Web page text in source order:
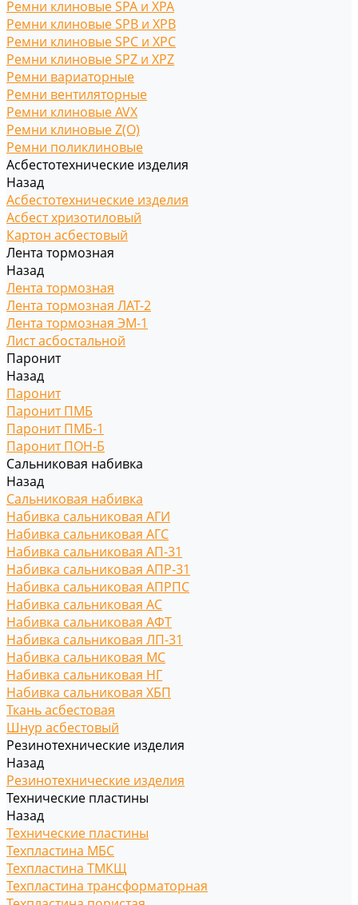
Ремни клиновые SPA и XPA
Ремни клиновые SPB и XPB
Ремни клиновые SPC и XPC
Ремни клиновые SPZ и XPZ
Ремни вариаторные
Ремни вентиляторные
Ремни клиновые AVX
Ремни клиновые Z(O)
Ремни поликлиновые
Асбестотехнические изделия
Назад
Асбестотехнические изделия
Асбест хризотиловый
Картон асбестовый
Лента тормозная
Назад
Лента тормозная
Лента тормозная ЛАТ-2
Лента тормозная ЭМ-1
Лист асбостальной
Паронит
Назад
Паронит
Паронит ПМБ
Паронит ПМБ-1
Паронит ПОН-Б
Сальниковая набивка
Назад
Сальниковая набивка
Набивка сальниковая АГИ
Набивка сальниковая АГС
Набивка сальниковая АП-31
Набивка сальниковая АПР-31
Набивка сальниковая АПРПС
Набивка сальниковая АС
Набивка сальниковая АФТ
Набивка сальниковая ЛП-31
Набивка сальниковая МС
Набивка сальниковая НГ
Набивка сальниковая ХБП
Ткань асбестовая
Шнур асбестовый
Резинотехнические изделия
Назад
Резинотехнические изделия
Технические пластины
Назад
Технические пластины
Техпластина МБС
Техпластина ТМКЩ
Техпластина трансформаторная